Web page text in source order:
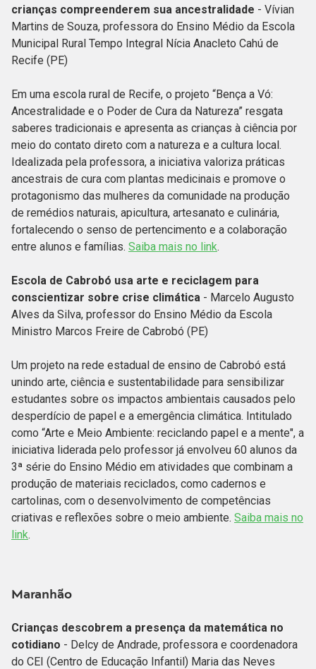
crianças compreenderem sua ancestralidade - Vívian
Martins de Souza, professora do Ensino Médio da Escola
Municipal Rural Tempo Integral Nícia Anacleto Cahú de
Recife (PE)
Em uma escola rural de Recife, o projeto “Bença a Vó:
Ancestralidade e o Poder de Cura da Natureza” resgata
saberes tradicionais e apresenta as crianças à ciência por
meio do contato direto com a natureza e a cultura local.
Idealizada pela professora, a iniciativa valoriza práticas
ancestrais de cura com plantas medicinais e promove o
protagonismo das mulheres da comunidade na produção
de remédios naturais, apicultura, artesanato e culinária,
fortalecendo o senso de pertencimento e a colaboração
entre alunos e famílias. Saiba mais no link.
Escola de Cabrobó usa arte e reciclagem para
conscientizar sobre crise climática - Marcelo Augusto
Alves da Silva, professor do Ensino Médio da Escola
Ministro Marcos Freire de Cabrobó (PE)
Um projeto na rede estadual de ensino de Cabrobó está
unindo arte, ciência e sustentabilidade para sensibilizar
estudantes sobre os impactos ambientais causados pelo
desperdício de papel e a emergência climática. Intitulado
como “Arte e Meio Ambiente: reciclando papel e a mente", a
iniciativa liderada pelo professor já envolveu 60 alunos da
3ª série do Ensino Médio em atividades que combinam a
produção de materiais reciclados, como cadernos e
cartolinas, com o desenvolvimento de competências
criativas e reflexões sobre o meio ambiente. Saiba mais no
link.
Maranhão
Crianças descobrem a presença da matemática no
cotidiano - Delcy de Andrade, professora e coordenadora
do CEI (Centro de Educação Infantil) Maria das Neves